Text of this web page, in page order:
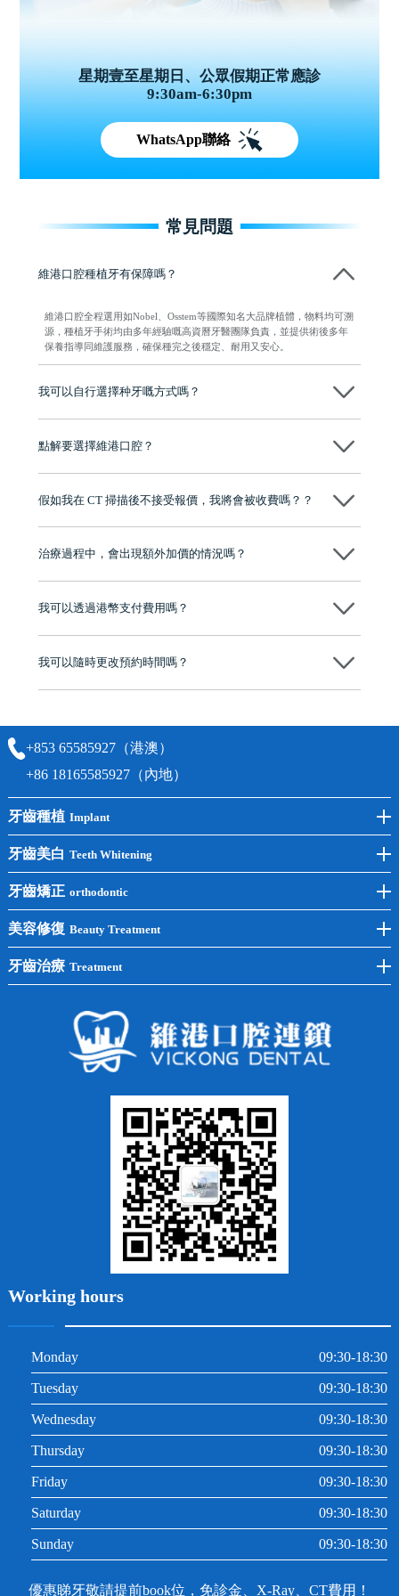
星期壹至星期日、公眾假期正常應診
9:30am-6:30pm
WhatsApp聯絡
常見問題
維港口腔種植牙有保障嗎？
維港口腔全程選用如Nobel、Osstem等國際知名大品牌植體，物料均可溯
源，種植牙手術均由多年經驗嘅高資曆牙醫團隊負責，並提供術後多年
保養指導同維護服務，確保種完之後穩定、耐用又安心。
我可以自行選擇种牙嘅方式嗎？
程及費用，未開始實際治療服務前，不會收取任何費用
點解要選擇維港口腔？
牌」、「2025香港企業領袖品牌」，是諾貝爾種植系統全球放心植牙中
至今已服務超過三十個國家和地區的顧客，受到粵港澳大灣區及周邊城
市市民極高的口碑評價及信任推薦 珠海、深圳設有八大分院，香港亦設
有咨詢及服務保障中心，有任何問題都可以隨時預約免費咨詢，讓人十
假如我在 CT 掃描後不接受報價，我將會被收費嗎？？
不會！只要未開始實際服務之前，你不會被收取任何費用。
治療過程中，會出現額外加價的情況嗎？
我可以透過港幣支付費用嗎？
我可以隨時更改預約時間嗎？
+853 65585927（港澳）
+86 18165585927（內地）
牙齒種植 Implant
前牙種植
後牙種植
單顆種植
半口種植
全口種植
牙齒美白 Teeth Whitening
冷光美白
洗牙
四環素牙
常見問題
牙齒矯正 orthodontic
牙齒矯正
兒童矯正
牙列不齊
美容修復 Beauty Treatment
全瓷牙
牙齒治療 Treatment
Working hours
Monday 09:30-18:30
Tuesday 09:30-18:30
Wednesday 09:30-18:30
Thursday 09:30-18:30
Friday 09:30-18:30
Saturday 09:30-18:30
Sunday 09:30-18:30
優惠睇牙敬請提前book位，免診金、X-Ray、CT費用！